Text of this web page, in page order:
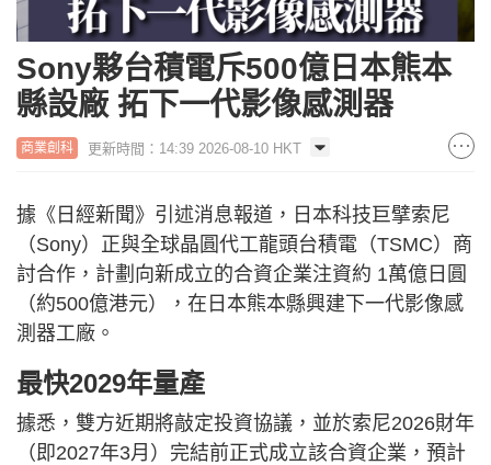
Sony夥台積電斥500億日本熊本
縣設廠 拓下一代影像感測器
商業創科 更新時間：14:39 2026-08-10 HKT
據《日經新聞》引述消息報道，日本科技巨擘索尼
（Sony）正與全球晶圓代工龍頭台積電（TSMC）商
討合作，計劃向新成立的合資企業注資約 1萬億日圓
（約500億港元），在日本熊本縣興建下一代影像感
測器工廠。
最快2029年量產
據悉，雙方近期將敲定投資協議，並於索尼2026財年
（即2027年3月）完結前正式成立該合資企業，預計